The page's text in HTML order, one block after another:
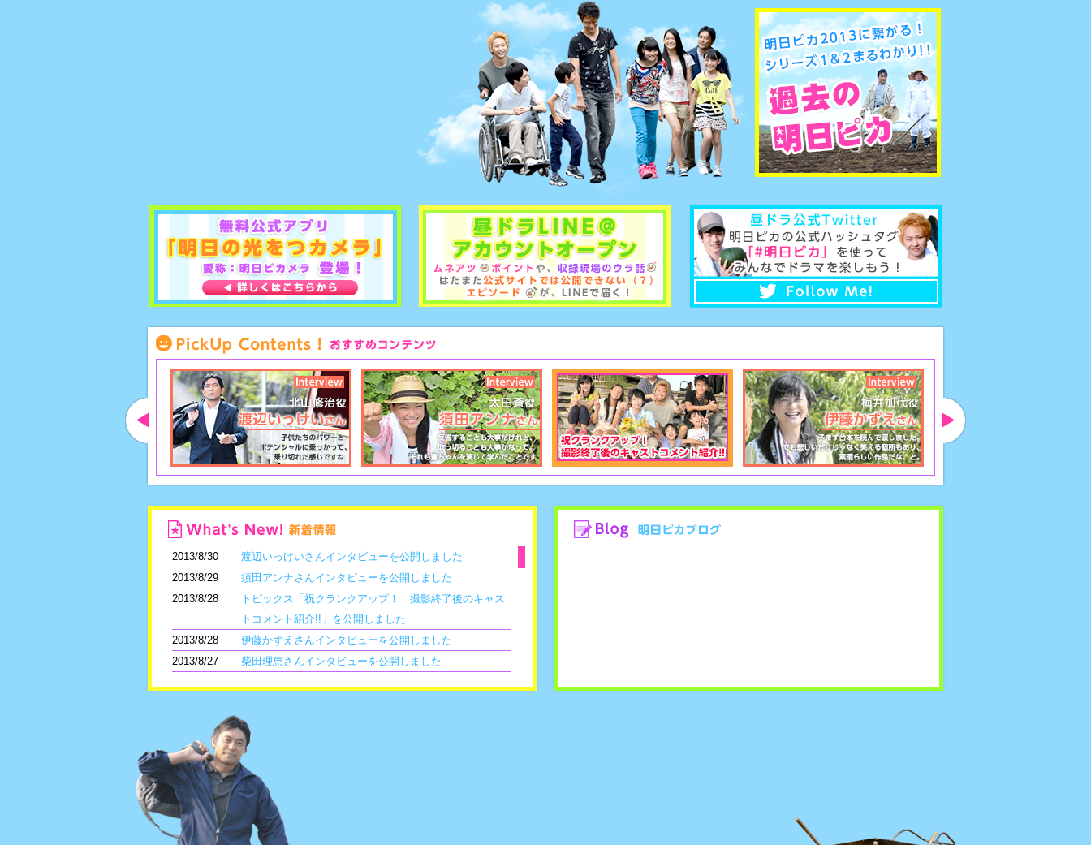
2013/8/30
渡辺いっけいさんインタビューを公開しました
2013/8/29
須田アンナさんインタビューを公開しました
2013/8/28
トピックス「祝クランクアップ！ 撮影終了後のキャス
トコメント紹介!!」を公開しました
2013/8/28
伊藤かずえさんインタビューを公開しました
2013/8/27
柴田理恵さんインタビューを公開しました
2013/8/22
トピックス「ダンスシーン撮影、その裏側（後編）」を
公開しました
2013/8/21
トピックス「ダンスシーン撮影、その裏側（前編）」を
公開しました
2013/8/19
主題歌CDプレゼント応募受付開始！
2013/8/17
明日のセリフをつかめクイズ第２弾開催決定！